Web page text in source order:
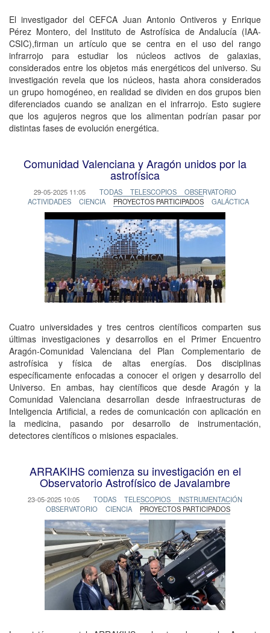
El investigador del CEFCA Juan Antonio Ontiveros y Enrique
Pérez Montero, del Instituto de Astrofísica de Andalucía (IAA-
CSIC),firman un artículo que se centra en el uso del rango
infrarrojo para estudiar los núcleos activos de galaxias,
considerados entre los objetos más energéticos del universo. Su
investigación revela que los núcleos, hasta ahora considerados
un grupo homogéneo, en realidad se dividen en dos grupos bien
diferenciados cuando se analizan en el infrarrojo. Esto sugiere
que los agujeros negros que los alimentan podrían pasar por
distintas fases de evolución energética.
Comunidad Valenciana y Aragón unidos por la
astrofísica
29-05-2025 11:05 TODAS TELESCOPIOS
OBSERVATORIO
ACTIVIDADES
CIENCIA PROYECTOS PARTICIPADOS GALÁCTICA
Cuatro universidades y tres centros científicos comparten sus
últimas investigaciones y desarrollos en el Primer Encuentro
Aragón-Comunidad Valenciana del Plan Complementario de
astrofísica y física de altas energías. Dos disciplinas
específicamente enfocadas a conocer el origen y desarrollo del
Universo. En ambas, hay científicos que desde Aragón y la
Comunidad Valenciana desarrollan desde infraestructuras de
Inteligencia Artificial, a redes de comunicación con aplicación en
la medicina, pasando por desarrollo de instrumentación,
detectores científicos o misiones espaciales.
ARRAKIHS comienza su investigación en el
Observatorio Astrofísico de Javalambre
23-05-2025 10:05 TODAS TELESCOPIOS
INSTRUMENTACIÓN
OBSERVATORIO
CIENCIA PROYECTOS PARTICIPADOS